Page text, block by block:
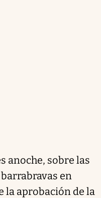
anoche, sobre las
en
la aprobación de la